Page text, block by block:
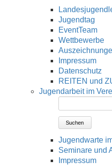
Jugendtag
EventTeam
Wettbewerbe
Impressum
Datenschutz
REITEN und
Jugendarbeit im
Suchen
Jugendwarte
Seminare und
Impressum